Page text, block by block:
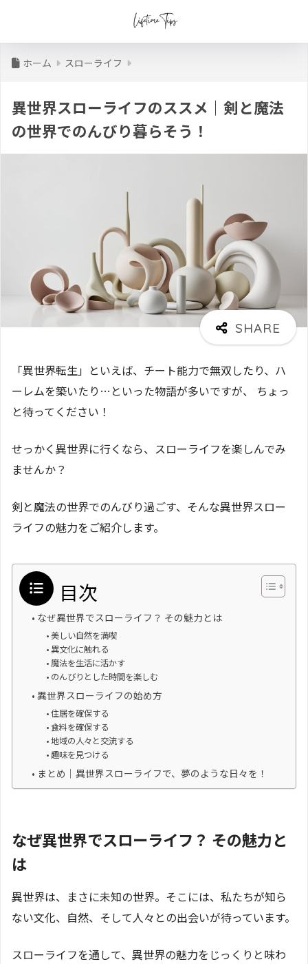
ホーム スローライフ
異世界スローライフのススメ｜剣と魔法
の世界でのんびり暮らそう！
「異世界転生」といえば、チート能力で無双したり、ハ
ーレムを築いたり…といった物語が多いですが、 ちょっ
と待ってください！
せっかく異世界に行くなら、スローライフを楽しんでみ
ませんか？
剣と魔法の世界でのんびり過ごす、そんな異世界スロー
ライフの魅力をご紹介します。
目次
なぜ異世界でスローライフ？ その魅力とは
美しい自然を満喫
異文化に触れる
魔法を生活に活かす
のんびりとした時間を楽しむ
異世界スローライフの始め方
住居を確保する
食料を確保する
地域の人々と交流する
趣味を見つける
まとめ｜異世界スローライフで、夢のような日々を！
なぜ異世界でスローライフ？ その魅力と
は
異世界は、まさに未知の世界。そこには、私たちが知ら
ない文化、自然、そして人々との出会いが待っています。
スローライフを通して、異世界の魅力をじっくりと味わ